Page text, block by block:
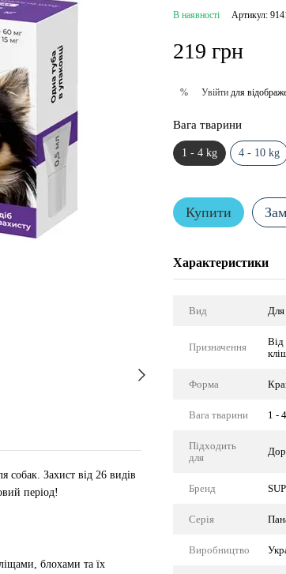
собак. Захист від 26 видів
період!
блохами та їх
В наявності Артикул:
219 грн
% Увійти для
Вага тварини
1 - 4 kg 4 - 10 kg
Купити
Характеристики
Вид Для
Призначення
Від
Форма
Вага тварини 1 -
Підходить
для
Бренд
Серія
Виробництво